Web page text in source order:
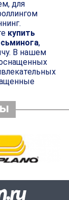
для
купить
,
В нашем